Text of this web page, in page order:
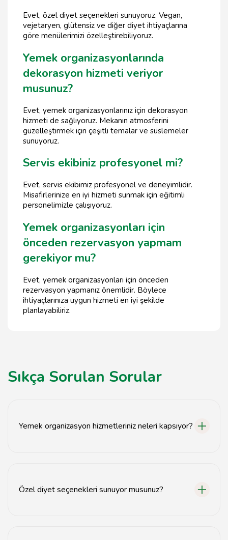
Evet, özel diyet seçenekleri sunuyoruz. Vegan,
vejetaryen, glütensiz ve diğer diyet ihtiyaçlarına
göre menülerimizi özelleştirebiliyoruz.
Yemek organizasyonlarında
dekorasyon hizmeti veriyor
musunuz?
Evet, yemek organizasyonlarınız için dekorasyon
hizmeti de sağlıyoruz. Mekanın atmosferini
güzelleştirmek için çeşitli temalar ve süslemeler
sunuyoruz.
Servis ekibiniz profesyonel mi?
Evet, servis ekibimiz profesyonel ve deneyimlidir.
Misafirlerinize en iyi hizmeti sunmak için eğitimli
personelimizle çalışıyoruz.
Yemek organizasyonları için
önceden rezervasyon yapmam
gerekiyor mu?
Evet, yemek organizasyonları için önceden
rezervasyon yapmanız önemlidir. Böylece
ihtiyaçlarınıza uygun hizmeti en iyi şekilde
planlayabiliriz.
Sıkça Sorulan Sorular
Yemek organizasyon hizmetleriniz neleri kapsıyor?
Özel diyet seçenekleri sunuyor musunuz?